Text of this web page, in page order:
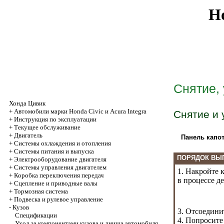
Хонда Цивик
+ Автомобили марки Honda Civic и Acura Integra
+ Инструкция по эксплуатации
+ Текущее обслуживание
+ Двигатель
+ Системы охлаждения и отопления
+ Системы питания и выпуска
+ Электрооборудование двигателя
+ Системы управления двигателем
+ Коробка переключения передач
+ Cцепление и приводные валы
+ Тормозная система
+ Подвеска и рулевое управление
- Кузов
Спецификации
Снятие,
Снятие и
Панель
ПОРЯДОК
1. Накройте
в процессе
3.
4.